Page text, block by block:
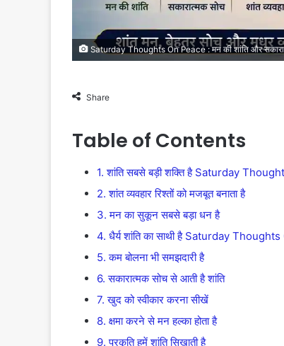
Saturday Thoughts On Peace : मन की शांति और
Share
Table of Contents
1. शांति सबसे बड़ी शक्ति है Saturday
2. शांत व्यवहार रिश्तों को मजबूत बनाता है
3. मन का सुकून सबसे बड़ा धन है
4. धैर्य शांति का साथी है Saturday
5. कम बोलना भी समझदारी है
6. सकारात्मक सोच से आती है शांति
7. खुद को स्वीकार करना सीखें
8. क्षमा करने से मन हल्का होता है
9. प्रकृति हमें शांति सिखाती है